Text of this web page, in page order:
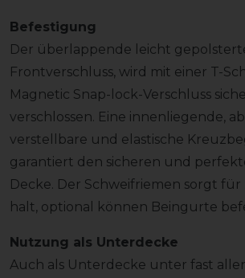
Befestigung
Der überlappende leicht
Frontverschluss, wird mit einer T-
Magnetic Snap-lock-Verschluss
verschlossen. Eine innenliegende,
verstellbare und elastische
garantiert den sicheren und
Decke. Der Schweifriemen sorgt
halt, optional können Beingurte
Nutzung als Unterdecke
Auch als Unterdecke unter fast